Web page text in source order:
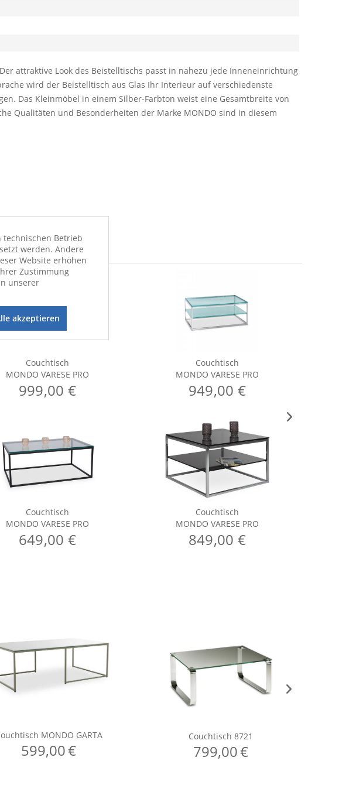
attraktive Look des Beistelltischs passt in nahezu jede Inneneinrichtung
wird der Beistelltisch aus Glas Ihr Interieur auf verschiedenste
Das Kleinmöbel in einem Silber-Farbton weist eine Gesamtbreite von
Qualitäten und Besonderheiten der Marke MONDO sind in diesem
Couchtisch
MONDO VARESE PRO
999,00 €
Couchtisch
MONDO VARESE PRO
649,00 €
Couchtisch
MONDO VARESE PRO
949,00 €
Couchtisch
MONDO VARESE PRO
849,00 €
technischen Betrieb
werden. Andere
Website erhöhen
Zustimmung
unserer
akzeptieren